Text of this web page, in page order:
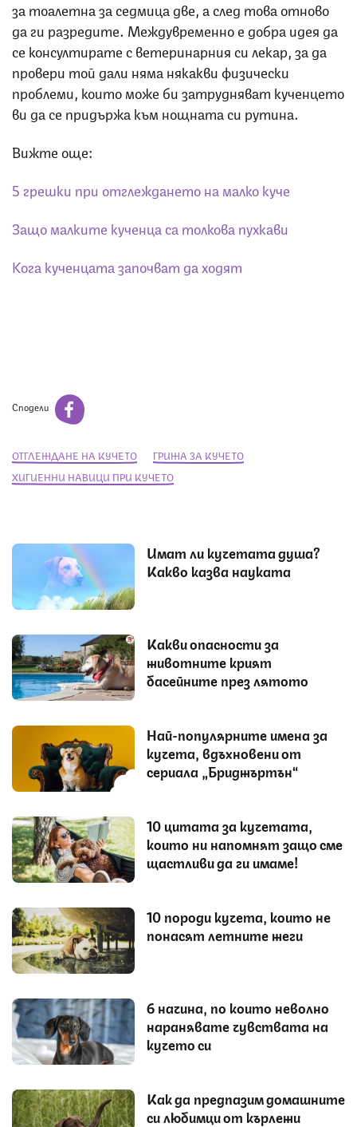
за тоалетна за седмица две, а след това отново
да ги разредите. Междувременно е добра идея да
се консултирате с ветеринарния си лекар, за да
провери той дали няма някакви физически
проблеми, които може би затрудняват кученцето
ви да се придържа към нощната си рутина.
Вижте още:
5 грешки при отглеждането на малко куче
Защо малките кученца са толкова пухкави
Кога кученцата започват да ходят
Сподели
ОТГЛЕЖДАНЕ НА КУЧЕТО
ГРИЖА ЗА КУЧЕТО
ХИГИЕННИ НАВИЦИ ПРИ КУЧЕТО
Имат ли кучетата душа?
Какво казва науката
Какви опасности за
животните крият
басейните през лятото
Най-популярните имена за
кучета, вдъхновени от
сериала „Бриджъртън“
10 цитата за кучетата,
които ни напомнят защо сме
щастливи да ги имаме!
10 породи кучета, които не
понасят летните жеги
6 начина, по които неволно
наранявате чувствата на
кучето си
Как да предпазим домашните
си любимци от кърлежи